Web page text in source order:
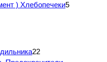
) Хлебопечеки5
22